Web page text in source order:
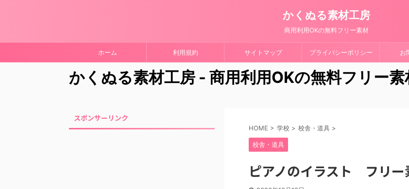
かくぬる素材工房
商用利用OKの無料フリー素材
ホーム 利用規約 サイトマップ プライバシーポリシー お
かくぬる素材工房 - 商用利用OKの無料フリー素
HOME > 学校 > 校舎・道具 >
校舎・道具
ピアノのイラスト フリ
スポンサーリンク